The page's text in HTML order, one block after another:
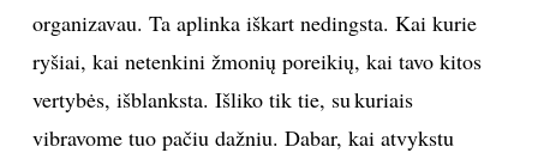
organizavau. Ta aplinka iškart nedingsta. Kai kurie
ryšiai, kai netenkini žmonių poreikių, kai tavo kitos
vertybės, išblanksta. Išliko tik tie, su kuriais
vibravome tuo pačiu dažniu. Dabar, kai atvykstu